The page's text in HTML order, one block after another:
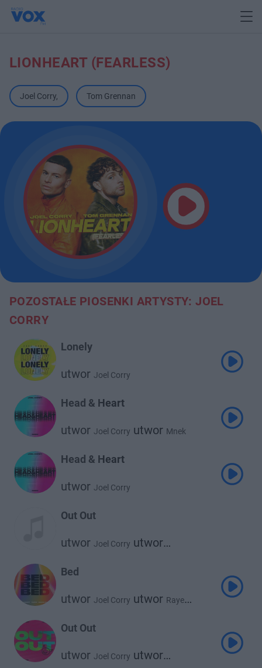
LIONHEART (FEARLESS)
Joel Corry, Tom Grennan
POZOSTAŁE PIOSENKI ARTYSTY: JOEL
CORRY
Lonely
utwor Joel Corry
Head & Heart
utwor Joel Corry utwor Mnek
Head & Heart
utwor Joel Corry
Out Out
utwor Joel Corry utwor
utwor
Bed
utwor Joel Corry utwor Raye
Out Out
utwor Joel Corry utwor